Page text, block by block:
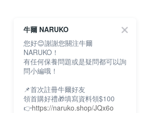
牛爾 NARUKO
您好😊謝謝您關注牛爾
NARUKO！
有任何保養問題或是疑問都可以詢
問小編哦！
📌首次註冊牛爾好友
領首購好禮🎁填寫資料領$100
👉https://naruko.shop/JQx6o